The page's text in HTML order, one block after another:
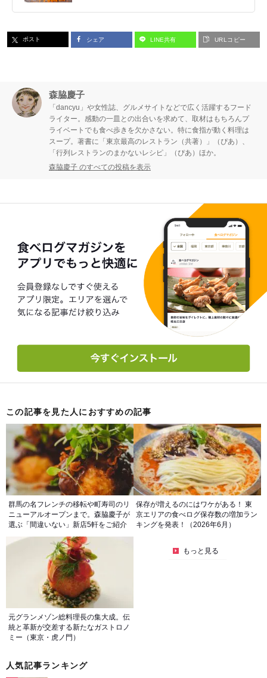
ポスト シェア LINE共有 URLコピー
森脇慶子
「dancyu」や女性誌、グルメサイトなどで広く活躍するフード
ライター。感動の一皿との出合いを求めて、取材はもちろんプ
ライベートでも食べ歩きを欠かさない。特に食指が動く料理は
スープ。著書に「東京最高のレストラン（共著）」（ぴあ）、
「行列レストランのまかないレシピ」（ぴあ）ほか。
森脇慶子 のすべての投稿を表示
この記事を見た人におすすめの記事
群馬の名フレンチの移転や町寿司のリ
ニューアルオープンまで。森脇慶子が
選ぶ「間違いない」新店5軒をご紹介
保存が増えるのにはワケがある！ 東
京エリアの食べログ保存数の増加ラン
キングを発表！（2026年6月）
元グランメゾン総料理長の集大成。伝
統と革新が交差する新たなガストロノ
ミー（東京・虎ノ門）
もっと見る
人気記事ランキング